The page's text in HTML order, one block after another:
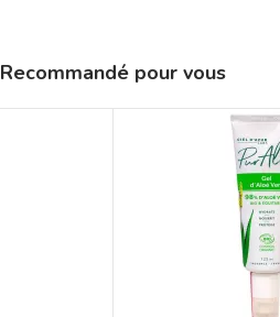
Recommandé pour vous